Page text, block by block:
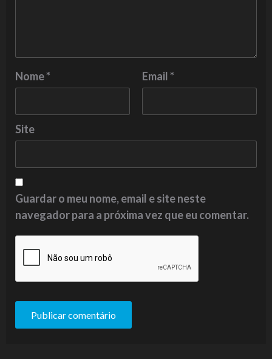
Nome* Email*
Site
Guardar o meu nome, email e site neste
navegador para a próxima vez que eu comentar.